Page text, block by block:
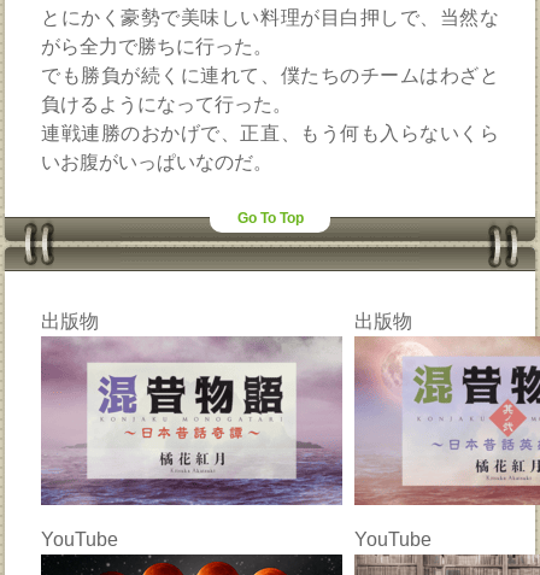
とにかく豪勢で美味しい料理が目白押しで、当然な
がら全力で勝ちに行った。
でも勝負が続くに連れて、僕たちのチームはわざと
負けるようになって行った。
連戦連勝のおかげで、正直、もう何も入らないくら
いお腹がいっぱいなのだ。
Go To Top
出版物 出版物
YouTube YouTube